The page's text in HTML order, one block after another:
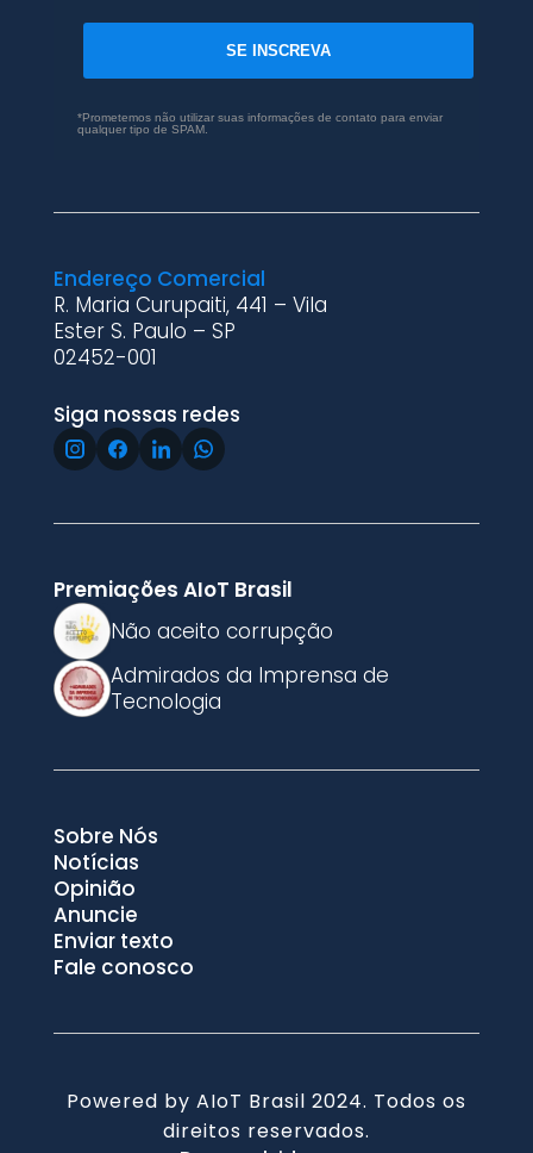
SE INSCREVA
*Prometemos não utilizar suas informações de contato para enviar
qualquer tipo de SPAM.
Endereço Comercial
R. Maria Curupaiti, 441 – Vila
Ester S. Paulo – SP
02452-001
Siga nossas redes
Premiações AIoT Brasil
Não aceito corrupção
Admirados da Imprensa de
Tecnologia
Sobre Nós
Notícias
Opinião
Anuncie
Enviar texto
Fale conosco
Powered by AIoT Brasil 2024. Todos os
direitos reservados.